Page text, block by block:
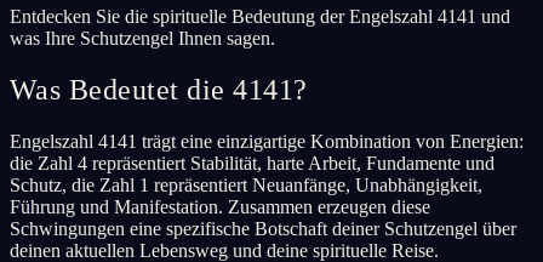
Entdecken Sie die spirituelle Bedeutung der Engelszahl 4141 und
was Ihre Schutzengel Ihnen sagen.
Was Bedeutet die 4141?
Engelszahl 4141 trägt eine einzigartige Kombination von Energien:
die Zahl 4 repräsentiert Stabilität, harte Arbeit, Fundamente und
Schutz, die Zahl 1 repräsentiert Neuanfänge, Unabhängigkeit,
Führung und Manifestation. Zusammen erzeugen diese
Schwingungen eine spezifische Botschaft deiner Schutzengel über
deinen aktuellen Lebensweg und deine spirituelle Reise.